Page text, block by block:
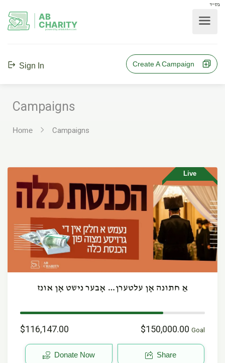
בס"ד
AB
CHARITY
powerd by ahblicklive.com
Sign In Create A Campaign
Campaigns
Home Campaigns
Live
אַ חתונה אָן עלטערן… אָבער נישט אָן אונז
$116,147.00 $150,000.00 Goal
Donate Now Share